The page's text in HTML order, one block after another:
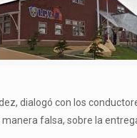
dialogó con los
falsa, sobre la